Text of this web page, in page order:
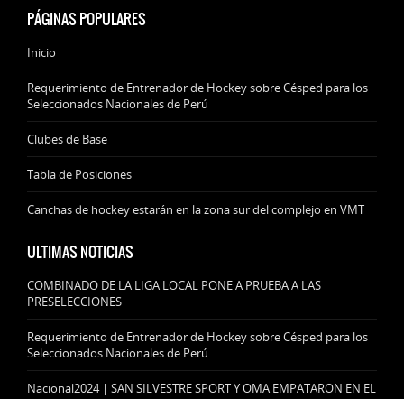
PÁGINAS POPULARES
Inicio
Requerimiento de Entrenador de Hockey sobre Césped para los
Seleccionados Nacionales de Perú
Clubes de Base
Tabla de Posiciones
Canchas de hockey estarán en la zona sur del complejo en VMT
ULTIMAS NOTICIAS
COMBINADO DE LA LIGA LOCAL PONE A PRUEBA A LAS
PRESELECCIONES
Requerimiento de Entrenador de Hockey sobre Césped para los
Seleccionados Nacionales de Perú
Nacional2024 | SAN SILVESTRE SPORT Y OMA EMPATARON EN EL